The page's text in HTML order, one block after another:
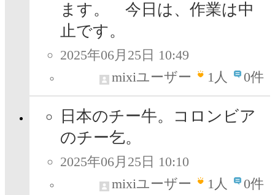
ます。 今日は、作業は中
止です。
2025年06月25日 10:49
mixiユーザー
1人 0件
日本のチー牛。コロンビア
のチー乞。
2025年06月25日 10:10
mixiユーザー
1人 0件